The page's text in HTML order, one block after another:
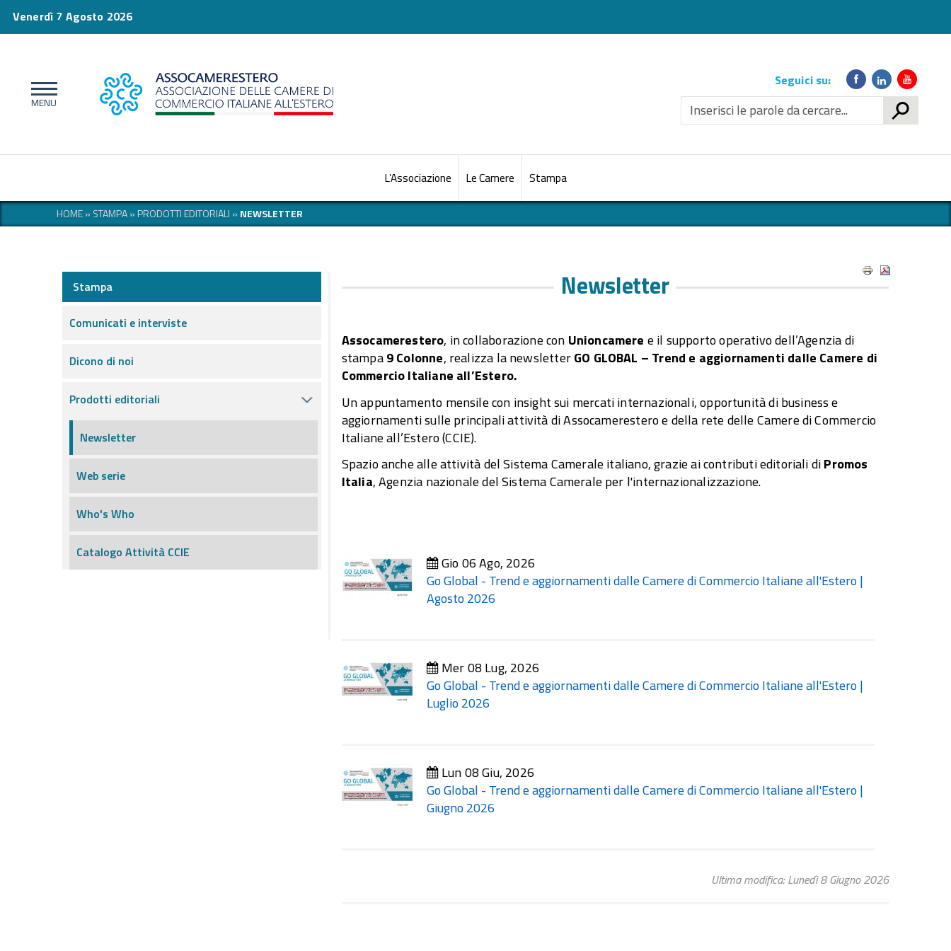
Venerdì 7 Agosto 2026
Link
social
Seguici su:
L’Associazione Le Camere Stampa
HOME» STAMPA»PRODOTTI EDITORIALI » NEWSLETTER
Stampa
Comunicati e interviste
Dicono di noi
Prodotti editoriali
Newsletter
Web serie
Who's Who
Catalogo Attività CCIE
Newsletter
Assocamerestero, in collaborazione con Unioncamere e il supporto operativo dell’Agenzia di
stampa9 Colonne, realizza la newsletterGO GLOBAL – Trend e aggiornamenti dalle Camere di
Commercio Italiane all’Estero.
Un appuntamento mensile con insight sui mercati internazionali, opportunità di business e
aggiornamenti sulle principali attività di Assocamerestero e della rete delle Camere di Commercio
Italiane all’Estero (CCIE).
Spazio anche alle attività del Sistema Camerale italiano, grazie ai contributi editoriali diPromos
Italia, Agenzia nazionale del Sistema Camerale per l'internazionalizzazione.
Gio 06 Ago, 2026
Go Global - Trend e aggiornamenti dalle Camere di Commercio Italiane all'Estero |
Agosto 2026
Mer 08 Lug, 2026
Go Global - Trend e aggiornamenti dalle Camere di Commercio Italiane all'Estero |
Luglio 2026
Lun 08 Giu, 2026
Go Global - Trend e aggiornamenti dalle Camere di Commercio Italiane all'Estero |
Giugno 2026
Ultima modifica: Lunedì 8 Giugno 2026